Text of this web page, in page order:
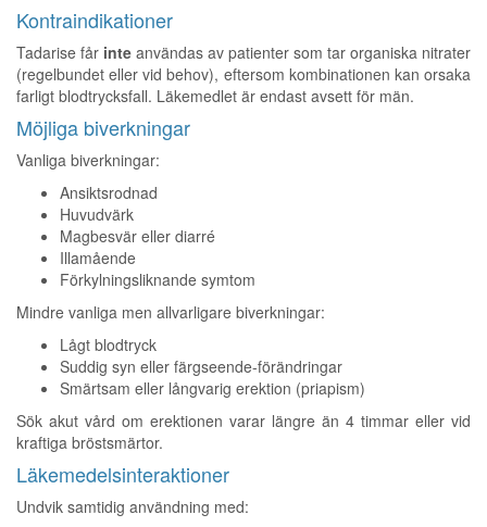
Kontraindikationer
Tadarise får inte användas av patienter som tar organiska nitrater
(regelbundet eller vid behov), eftersom kombinationen kan orsaka
farligt blodtrycksfall. Läkemedlet är endast avsett för män.
Möjliga biverkningar
Vanliga biverkningar:
Ansiktsrodnad
Huvudvärk
Magbesvär eller diarré
Illamående
Förkylningsliknande symtom
Mindre vanliga men allvarligare biverkningar:
Lågt blodtryck
Suddig syn eller färgseende-förändringar
Smärtsam eller långvarig erektion (priapism)
Sök akut vård om erektionen varar längre än 4 timmar eller vid
kraftiga bröstsmärtor.
Läkemedelsinteraktioner
Undvik samtidig användning med: